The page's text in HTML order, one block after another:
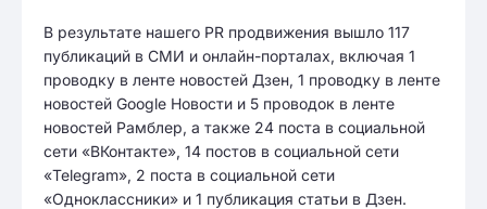
В результате нашего PR продвижения вышло 117
публикаций в СМИ и онлайн-порталах, включая 1
проводку в ленте новостей Дзен, 1 проводку в ленте
новостей Google Новости и 5 проводок в ленте
новостей Рамблер, а также 24 поста в социальной
сети «ВКонтакте», 14 постов в социальной сети
«Telegram», 2 поста в социальной сети
«Одноклассники» и 1 публикация статьи в Дзен.